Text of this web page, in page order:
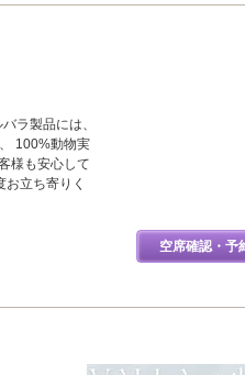
ラ製品には、
100%動物実
様も安心して
立ち寄りく
空席確認・予